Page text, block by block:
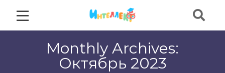
Monthly Archives:
Октябрь 2023